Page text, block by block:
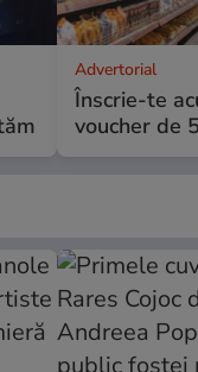
Advertorial
Înscrie-te
voucher de